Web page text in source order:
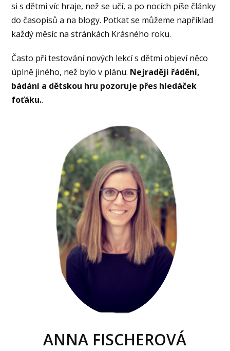
si s dětmi víc hraje, než se učí, a po nocích píše články
do časopisů a na blogy. Potkat se můžeme například
každý měsíc na stránkách Krásného roku.
Často při testování nových lekcí s dětmi objeví něco
úplně jiného, než bylo v plánu. Nejraději řádění,
bádání a dětskou hru pozoruje přes hledáček
foťáku..
ANNA FISCHEROVÁ